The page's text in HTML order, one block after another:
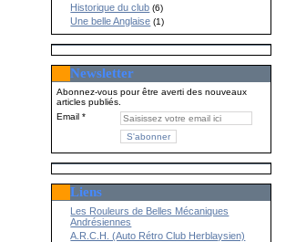
Historique du club (6)
Une belle Anglaise (1)
Newsletter
Abonnez-vous pour être averti des nouveaux
articles publiés.
Email
Liens
Les Rouleurs de Belles Mécaniques
Andrésiennes
A.R.C.H. (Auto Rétro Club Herblaysien)